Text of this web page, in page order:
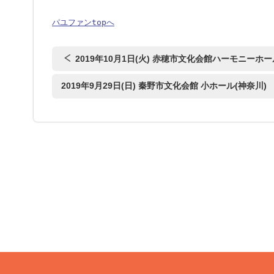
パユファンtopへ
2019年10月1日(火) 赤穂市文化会館ハーモニー
2019年9月29日(日) 秦野市文化会館 小ホール(神奈川)